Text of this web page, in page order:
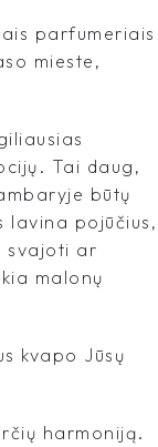
parfumeriais
mieste,
Tai daug,
būtų
lavina pojūčius,
svajoti ar
malonų
kvapo Jūsų
harmoniją.